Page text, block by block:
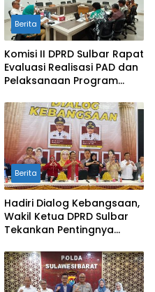
Berita
Komisi II DPRD Sulbar Rapat
Evaluasi Realisasi PAD dan
Pelaksanaan Program
Mitra Kerja
Berita
Hadiri Dialog Kebangsaan,
Wakil Ketua DPRD Sulbar
Tekankan Pentingnya
Indonesia Emas